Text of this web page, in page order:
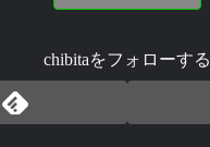
chibitaをフォローする